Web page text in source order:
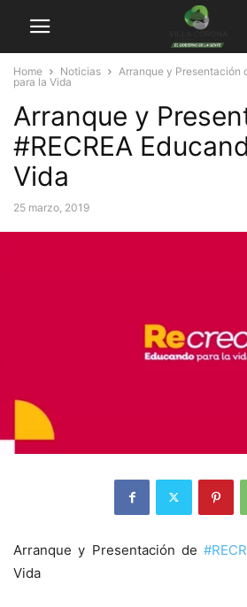
Home Noticias
Arranque y Presentación
para la Vida
Arranque y
#RECREA
Vida
25 marzo, 2019
Arranque y Presentación de#
Vida